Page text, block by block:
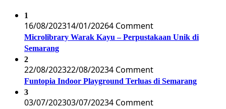
1
16/08/202314/01/20264 Comment
Microlibrary Warak Kayu – Perpustakaan Unik di
Semarang
2
22/08/202322/08/20234 Comment
Funtopia Indoor Playground Terluas di Semarang
3
03/07/202303/07/20234 Comment